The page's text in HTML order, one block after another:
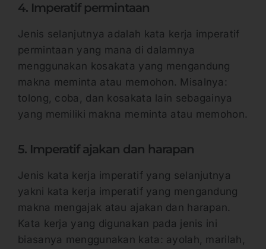
4. Imperatif permintaan
Jenis selanjutnya adalah kata kerja imperatif
permintaan yang mana di dalamnya
menggunakan kosakata yang mengandung
makna meminta atau memohon. Misalnya:
tolong, coba, dan kosakata lain sebagainya
yang memiliki makna meminta atau memohon.
5. Imperatif ajakan dan harapan
Jenis kata kerja imperatif yang selanjutnya
yakni kata kerja imperatif yang mengandung
makna mengajak atau ajakan dan harapan.
Kata kerja yang digunakan pada jenis ini
biasanya menggunakan kata: ayolah, marilah,